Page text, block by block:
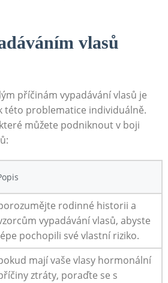
vlasů
příčinám vypadávání vlasů⁤ je
této problematice individuálně.
můžete podniknout v boji
rodinné historii a
vypadávání ⁤vlasů, abyste
pochopili své vlastní riziko.
mají vaše vlasy⁢ hormonální
ztráty, poraďte se s